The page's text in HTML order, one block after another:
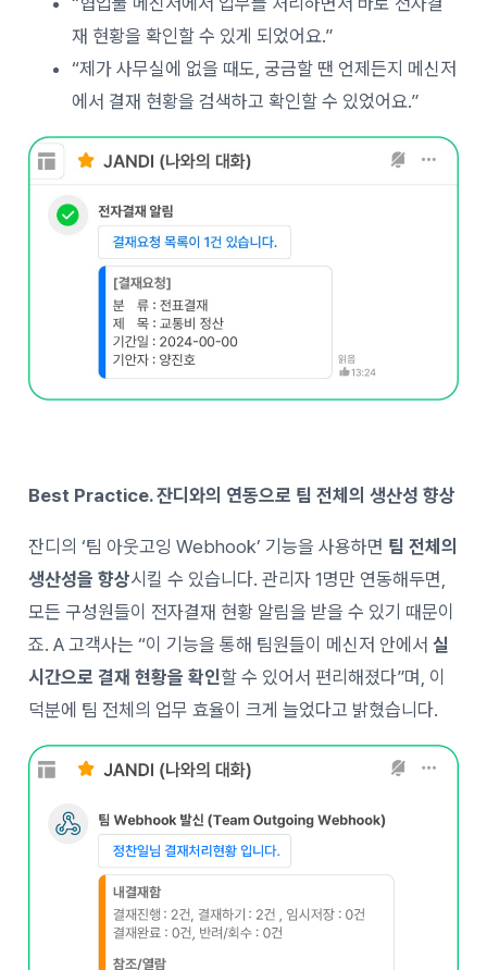
재 현황을 확인할 수 있게 되었어요.”
“제가 사무실에 없을 때도, 궁금할 땐 언제든지 메신저
에서 결재 현황을 검색하고 확인할 수 있었어요.”
Best Practice. 잔디와의 연동으로 팀 전체의 생산성 향상
잔디의 ‘팀 아웃고잉 Webhook’ 기능을 사용하면 팀 전체의
생산성을 향상시킬 수 있습니다. 관리자 1명만 연동해두면,
모든 구성원들이 전자결재 현황 알림을 받을 수 있기 때문이
죠. A 고객사는 “이 기능을 통해 팀원들이 메신저 안에서실
시간으로 결재 현황을 확인할 수 있어서 편리해졌다”며, 이
덕분에 팀 전체의 업무 효율이 크게 늘었다고 밝혔습니다.